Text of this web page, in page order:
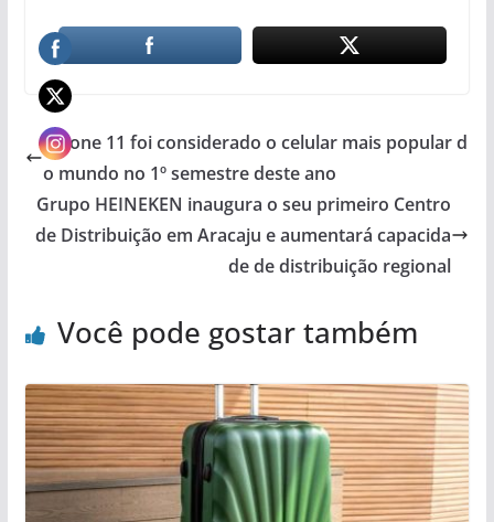
iPhone 11 foi considerado o celular mais popular d
o mundo no 1º semestre deste ano
Grupo HEINEKEN inaugura o seu primeiro Centro
de Distribuição em Aracaju e aumentará capacida
de de distribuição regional
Você pode gostar também